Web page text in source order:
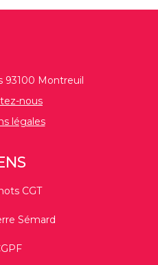
93100 Montreuil
nous
légales
CGT
Sémard